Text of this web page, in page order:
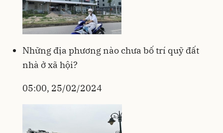
Những địa phương nào chưa bố trí quỹ đất
nhà ở xã hội?
05:00, 25/02/2024